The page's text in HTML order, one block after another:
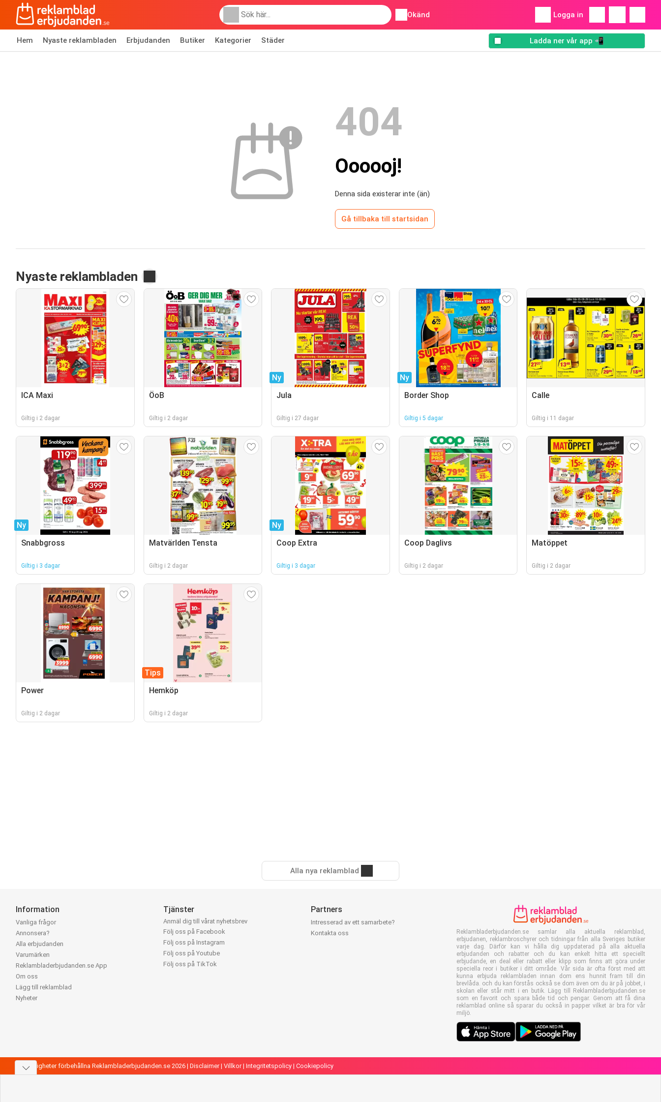
Okänd Logga in
Hem Nyaste reklambladen Erbjudanden Butiker Kategorier Städer Ladda ner vår app 📲
404
Oooooj!
Denna sida existerar inte (än)
Gå tillbaka till startsidan
Nyaste reklambladen
ICA Maxi
Giltig i 2 dagar
ÖoB
Giltig i 2 dagar
Ny
Jula
Giltig i 27 dagar
Ny
Border Shop
Giltig i 5 dagar
Calle
Giltig i 11 dagar
Ny
Snabbgross
Giltig i 3 dagar
Matvärlden Tensta
Giltig i 2 dagar
Ny
Coop Extra
Giltig i 3 dagar
Coop Daglivs
Giltig i 2 dagar
Matöppet
Giltig i 2 dagar
Power
Giltig i 2 dagar
Tips
Hemköp
Giltig i 2 dagar
Alla nya reklamblad
Information
Vanliga frågor
Annonsera?
Alla erbjudanden
Varumärken
Reklambladerbjudanden.se App
Om oss
Lägg till reklamblad
Nyheter
Tjänster
Anmäl dig till vårat nyhetsbrev
Följ oss på Facebook
Följ oss på Instagram
Följ oss på Youtube
Följ oss på TikTok
Partners
Intresserad av ett samarbete?
Kontakta oss
Reklambladerbjudanden.se samlar alla aktuella reklamblad,
erbjudanen, reklambroschyrer och tidningar från alla Sveriges butiker
varje dag. Därför kan vi hålla dig uppdaterad på alla aktuella
erbjudanden och rabatter och du kan enkelt hitta ett speciellt
erbjudande, en deal eller rabatt eller klipp som finns att göra under
speciella reor i butiker i ditt område. Vår sida är ofta först med att
kunna erbjuda reklambladen innan dom ens hunnit fram till din
brevlåda. och du kan förstås också se dom även om du är på jobbet, i
skolan eller står mitt i en butik. Lägg till Reklambladerbjudanden.se
som en favorit och spara både tid och pengar. Genom att få dina
reklamblad online så sparar du också in papper vilket är bra för vår
miljö.
Alla rättigheter förbehållna Reklambladerbjudanden.se 2026 | Disclaimer| Villkor| Integritetspolicy | Cookiepolicy